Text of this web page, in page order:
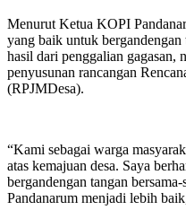
Menurut Ketua KOPI
yang baik untuk bergandengan
hasil dari penggalian gagasan,
penyusunan rancangan
(RPJMDesa).
“Kami sebagai warga
atas kemajuan desa. Saya
bergandengan tangan
Pandanarum menjadi lebih